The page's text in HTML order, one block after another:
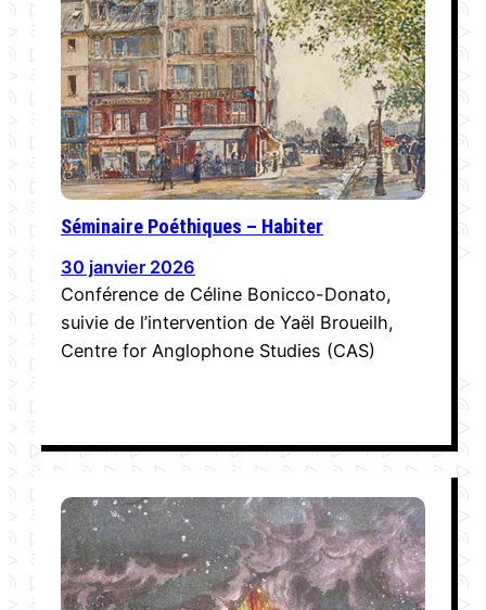
Séminaire Poéthiques – Habiter
30 janvier 2026
Conférence de Céline Bonicco-Donato,
suivie de l’intervention de Yaël Broueilh,
Centre for Anglophone Studies (CAS)